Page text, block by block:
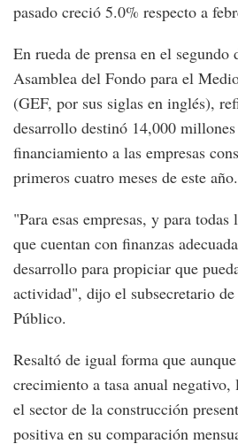
pasado creció 5.0% respecto a
En rueda de prensa en el segundo
Asamblea del Fondo para el
(GEF, por sus siglas en inglés),
desarrollo destinó 14,000
financiamiento a las empresas
primeros cuatro meses de este año.
"Para esas empresas, y para todas
que cuentan con finanzas
desarrollo para propiciar que
actividad", dijo el subsecretario
Público.
Resaltó de igual forma que
crecimiento a tasa anual negativo,
el sector de la construcción
positiva en su comparación